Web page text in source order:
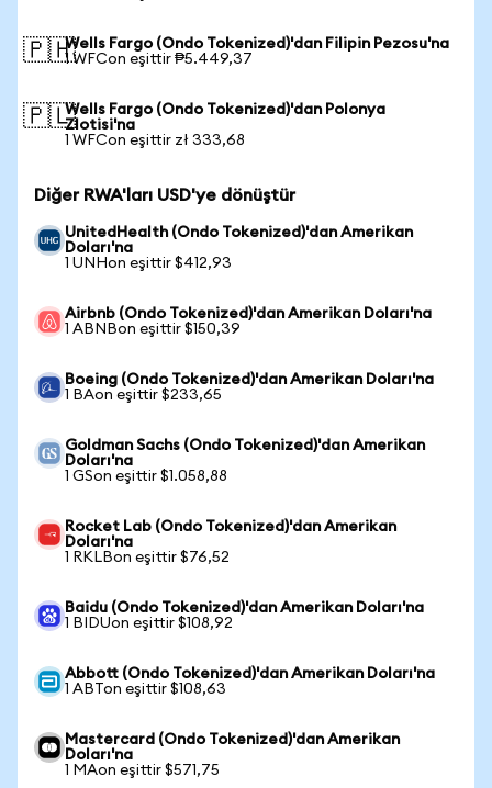
🇵🇭Wells Fargo (Ondo Tokenized)'dan Filipin Pezosu'na
1 WFCon eşittir ₱5.449,37
🇵🇱Wells Fargo (Ondo Tokenized)'dan Polonya
Zlotisi'na
1 WFCon eşittir zł 333,68
Diğer RWA'ları USD'ye dönüştür
UnitedHealth (Ondo Tokenized)'dan Amerikan
Doları'na
1 UNHon eşittir $412,93
Airbnb (Ondo Tokenized)'dan Amerikan Doları'na
1 ABNBon eşittir $150,39
Boeing (Ondo Tokenized)'dan Amerikan Doları'na
1 BAon eşittir $233,65
Goldman Sachs (Ondo Tokenized)'dan Amerikan
Doları'na
1 GSon eşittir $1.058,88
Rocket Lab (Ondo Tokenized)'dan Amerikan
Doları'na
1 RKLBon eşittir $76,52
Baidu (Ondo Tokenized)'dan Amerikan Doları'na
1 BIDUon eşittir $108,92
Abbott (Ondo Tokenized)'dan Amerikan Doları'na
1 ABTon eşittir $108,63
Mastercard (Ondo Tokenized)'dan Amerikan
Doları'na
1 MAon eşittir $571,75